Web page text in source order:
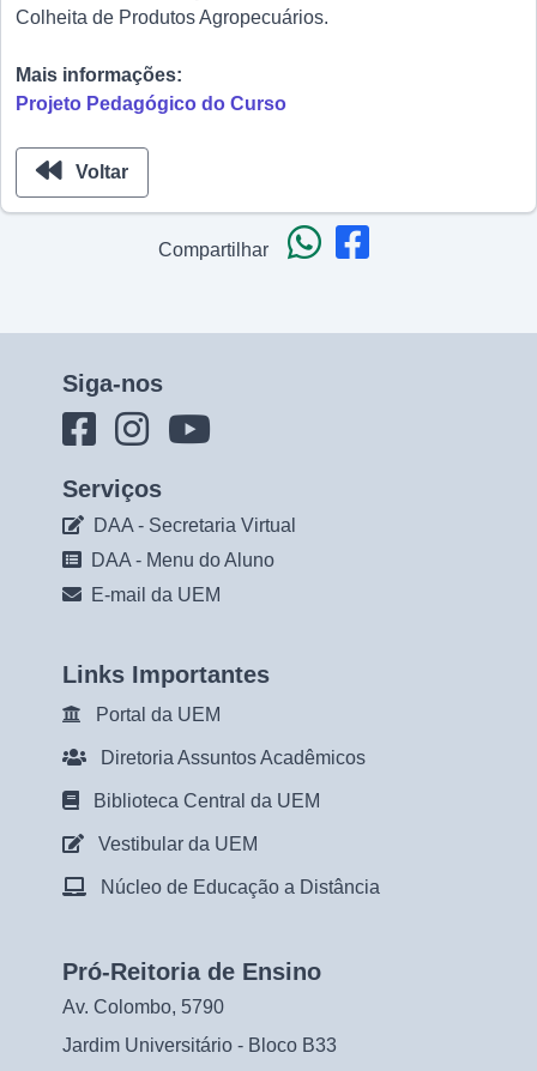
Colheita de Produtos Agropecuários.
Mais informações:
Projeto Pedagógico do Curso
Voltar
Compartilhar
Siga-nos
Serviços
DAA - Secretaria Virtual
DAA - Menu do Aluno
E-mail da UEM
Links Importantes
Portal da UEM
Diretoria Assuntos Acadêmicos
Biblioteca Central da UEM
Vestibular da UEM
Núcleo de Educação a Distância
Pró-Reitoria de Ensino
Av. Colombo, 5790
Jardim Universitário - Bloco B33